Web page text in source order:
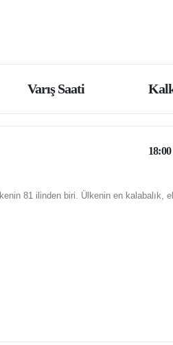
Varış Saati
18:00
81 ilinden biri. Ülkenin en kalabalık,